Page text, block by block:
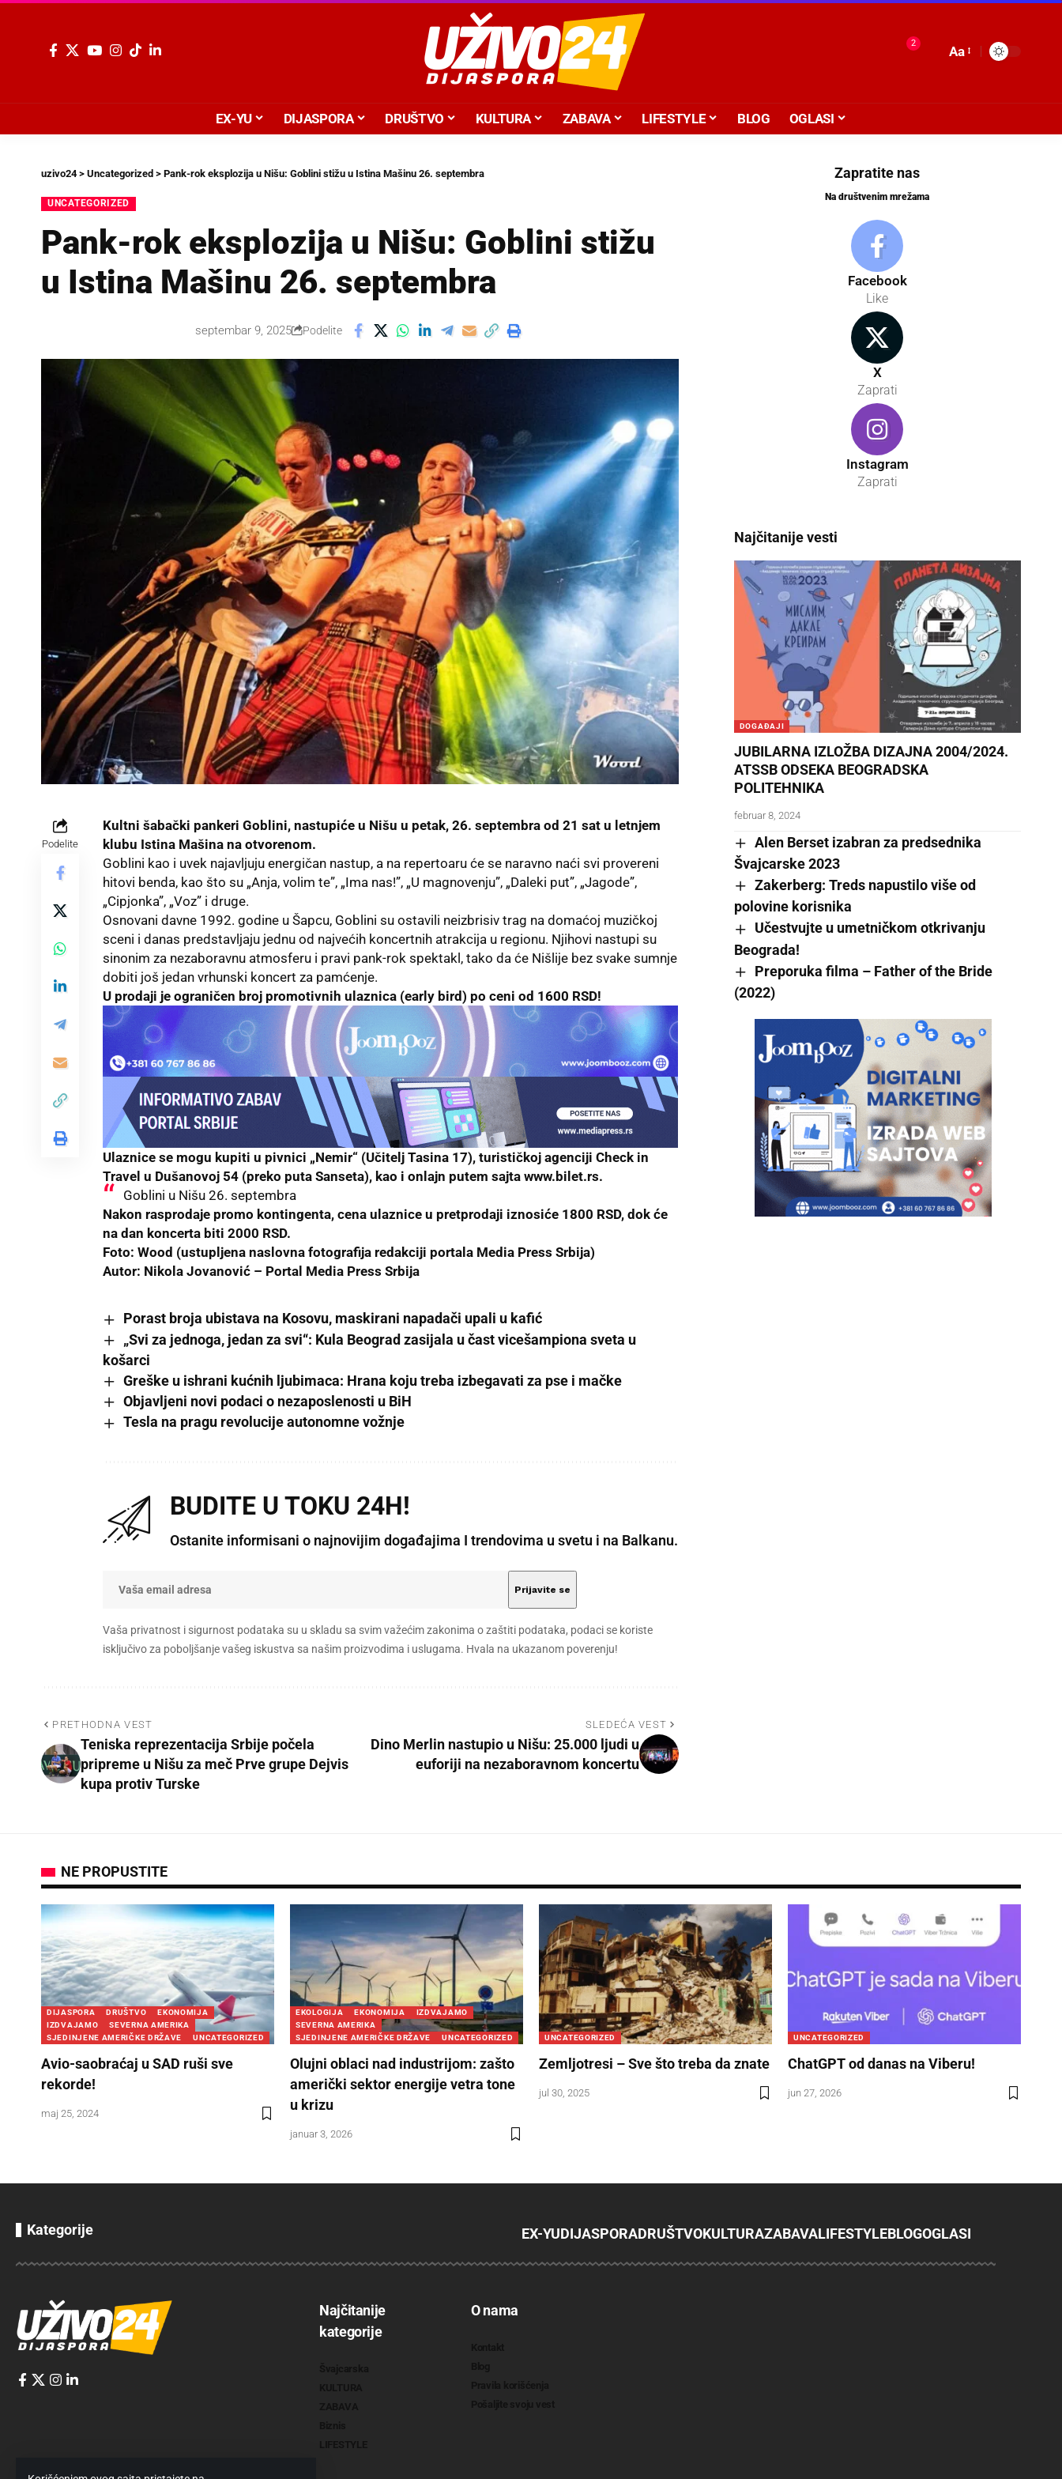
2
Aa
EX-YU DIJASPORA DRUŠTVO KULTURA ZABAVA LIFESTYLE BLOG OGLASI
uzivo24> Uncategorized > Pank-rok eksplozija u Nišu: Goblini stižu u Istina Mašinu 26. septembra
UNCATEGORIZED
Pank-rok eksplozija u Nišu: Goblini stižu
u Istina Mašinu 26. septembra
septembar 9, 2025 Podelite
Podelite
Kultni šabački pankeri Goblini, nastupiće u Nišu u petak, 26. septembra od 21 sat u letnjem
klubu Istina Mašina na otvorenom.
Goblini kao i uvek najavljuju energičan nastup, a na repertoaru će se naravno naći svi provereni
hitovi benda, kao što su „Anja, volim te”, „Ima nas!”, „U magnovenju”, „Daleki put”, „Jagode”,
„Cipjonka”, „Voz” i druge.
Osnovani davne 1992. godine u Šapcu, Goblini su ostavili neizbrisiv trag na domaćoj muzičkoj
sceni i danas predstavljaju jednu od najvećih koncertnih atrakcija u regionu. Njihovi nastupi su
sinonim za nezaboravnu atmosferu i pravi pank-rok spektakl, tako da će Nišlije bez svake sumnje
dobiti još jedan vrhunski koncert za pamćenje.
U prodaji je ograničen broj promotivnih ulaznica (early bird) po ceni od 1600 RSD!
Ulaznice se mogu kupiti u pivnici „Nemir“ (Učitelj Tasina 17), turističkoj agenciji Check in
Travel u Dušanovoj 54 (preko puta Sanseta), kao i onlajn putem sajta www.bilet.rs.
Goblini u Nišu 26. septembra
Nakon rasprodaje promo kontingenta, cena ulaznice u pretprodaji iznosiće 1800 RSD, dok će
na dan koncerta biti 2000 RSD.
Foto: Wood (ustupljena naslovna fotografija redakciji portala Media Press Srbija)
Autor: Nikola Jovanović – Portal Media Press Srbija
Porast broja ubistava na Kosovu, maskirani napadači upali u kafić
„Svi za jednoga, jedan za svi“: Kula Beograd zasijala u čast vicešampiona sveta u
košarci
Greške u ishrani kućnih ljubimaca: Hrana koju treba izbegavati za pse i mačke
Objavljeni novi podaci o nezaposlenosti u BiH
Tesla na pragu revolucije autonomne vožnje
BUDITE U TOKU 24H!
Ostanite informisani o najnovijim događajima I trendovima u svetu i na Balkanu.
Vaša privatnost i sigurnost podataka su u skladu sa svim važećim zakonima o zaštiti podataka, podaci se koriste
isključivo za poboljšanje vašeg iskustva sa našim proizvodima i uslugama. Hvala na ukazanom poverenju!
PRETHODNA VEST
Teniska reprezentacija Srbije počela
pripreme u Nišu za meč Prve grupe Dejvis
kupa protiv Turske
SLEDEĆA VEST
Dino Merlin nastupio u Nišu: 25.000 ljudi u
euforiji na nezaboravnom koncertu
Zapratite nas
Na društvenim mrežama
Facebook
Like
X
Zaprati
Instagram
Zaprati
Najčitanije vesti
DOGAĐAJI
JUBILARNA IZLOŽBA DIZAJNA 2004/2024.
ATSSB ODSEKA BEOGRADSKA
POLITEHNIKA
februar 8, 2024
Alen Berset izabran za predsednika
Švajcarske 2023
Zakerberg: Treds napustilo više od
polovine korisnika
Učestvujte u umetničkom otkrivanju
Beograda!
Preporuka filma – Father of the Bride
(2022)
NE PROPUSTITE
DIJASPORA DRUŠTVO
EKONOMIJA
IZDVAJAMO
SEVERNA AMERIKA
SJEDINJENE AMERIČKE DRŽAVE
UNCATEGORIZED
Avio-saobraćaj u SAD ruši sve
rekorde!
maj 25, 2024
EKOLOGIJA EKONOMIJA
IZDVAJAMO
SEVERNA AMERIKA
SJEDINJENE AMERIČKE DRŽAVE
UNCATEGORIZED
Olujni oblaci nad industrijom: zašto
američki sektor energije vetra tone
u krizu
januar 3, 2026
UNCATEGORIZED
Zemljotresi – Sve što treba da znate
jul 30, 2025
UNCATEGORIZED
ChatGPT od danas na Viberu!
jun 27, 2026
Kategorije EX-YUDIJASPORADRUŠTVOKULTURAZABAVALIFESTYLEBLOGOGLASI
Najčitanije
kategorije
O nama